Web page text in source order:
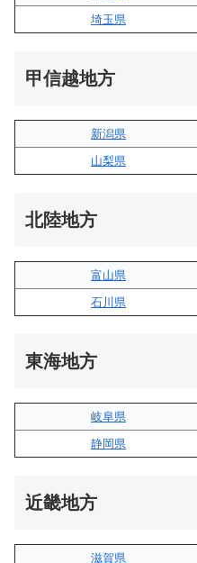
埼玉県
甲信越地方
新潟県
山梨県
北陸地方
富山県
石川県
東海地方
岐阜県
静岡県
近畿地方
滋賀県